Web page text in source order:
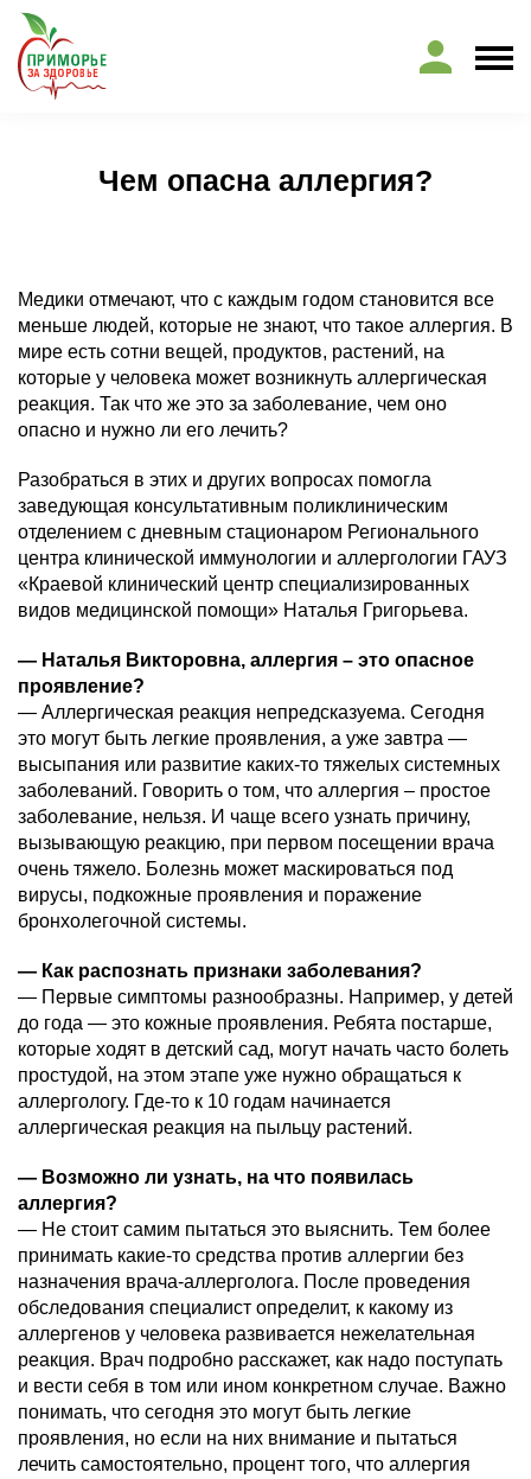
Чем опасна аллергия?
Медики отмечают, что с каждым годом становится все
меньше людей, которые не знают, что такое аллергия. В
мире есть сотни вещей, продуктов, растений, на
которые у человека может возникнуть аллергическая
реакция. Так что же это за заболевание, чем оно
опасно и нужно ли его лечить?
Разобраться в этих и других вопросах помогла
заведующая консультативным поликлиническим
отделением с дневным стационаром Регионального
центра клинической иммунологии и аллергологии ГАУЗ
«Краевой клинический центр специализированных
видов медицинской помощи» Наталья Григорьева.
— Наталья Викторовна, аллергия – это опасное
проявление?
— Аллергическая реакция непредсказуема. Сегодня
это могут быть легкие проявления, а уже завтра —
высыпания или развитие каких-то тяжелых системных
заболеваний. Говорить о том, что аллергия – простое
заболевание, нельзя. И чаще всего узнать причину,
вызывающую реакцию, при первом посещении врача
очень тяжело. Болезнь может маскироваться под
вирусы, подкожные проявления и поражение
бронхолегочной системы.
— Как распознать признаки заболевания?
— Первые симптомы разнообразны. Например, у детей
до года — это кожные проявления. Ребята постарше,
которые ходят в детский сад, могут начать часто болеть
простудой, на этом этапе уже нужно обращаться к
аллергологу. Где-то к 10 годам начинается
аллергическая реакция на пыльцу растений.
— Возможно ли узнать, на что появилась
аллергия?
— Не стоит самим пытаться это выяснить. Тем более
принимать какие-то средства против аллергии без
назначения врача-аллерголога. После проведения
обследования специалист определит, к какому из
аллергенов у человека развивается нежелательная
реакция. Врач подробно расскажет, как надо поступать
и вести себя в том или ином конкретном случае. Важно
понимать, что сегодня это могут быть легкие
проявления, но если на них внимание и пытаться
лечить самостоятельно, процент того, что аллергия